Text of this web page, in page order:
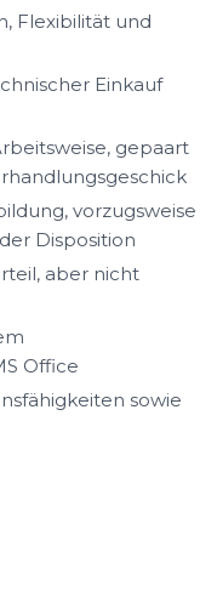
Flexibilität und
Einkauf
gepaart
vorzugsweise
Disposition
aber nicht
Office
sowie